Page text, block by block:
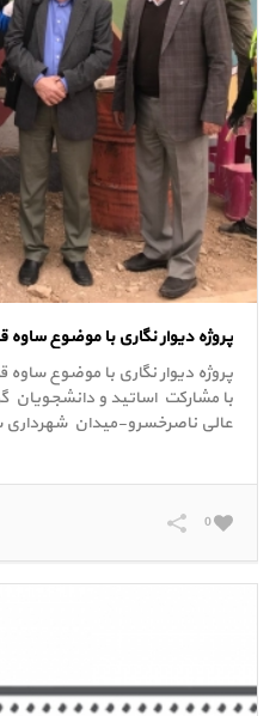
پروژه دیوار نگاری با موضوع
پروژه دیوار نگاری با موضوع
با مشارکت اساتيد و
عالی ناصرخسرو-میدان شهرداری
0